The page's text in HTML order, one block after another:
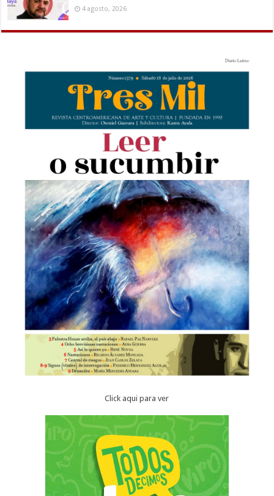
4 agosto, 2026
Click aqui para ver